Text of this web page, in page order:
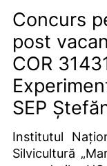
Concurs
post
COR
SEP
Institutul
Silvicultură